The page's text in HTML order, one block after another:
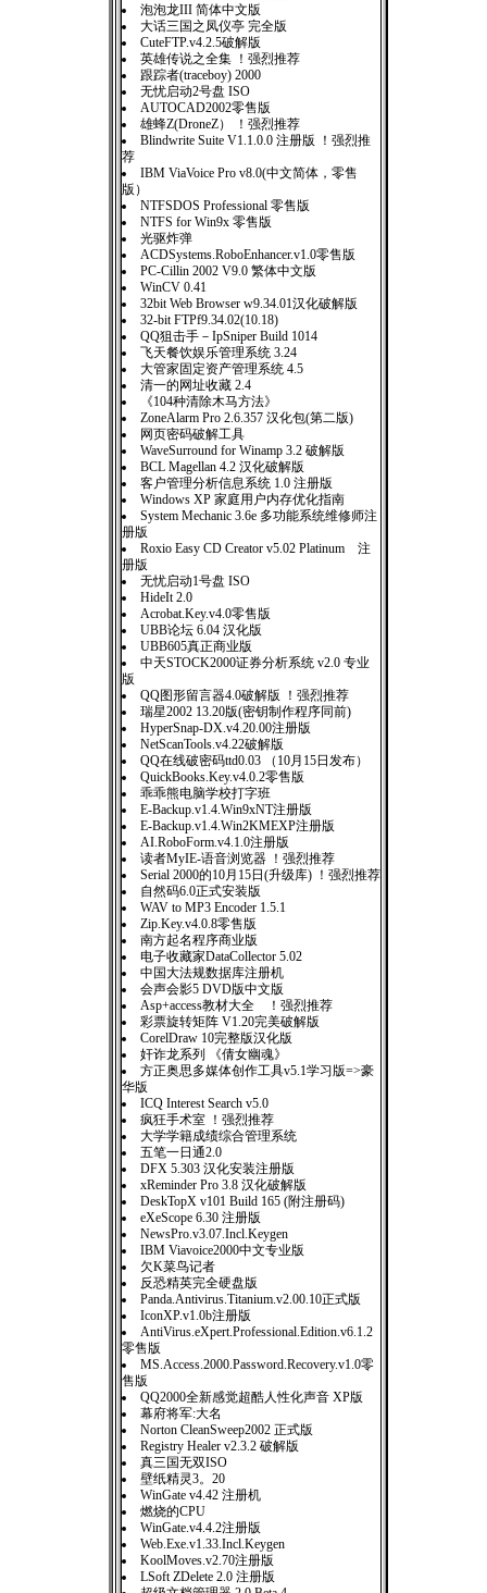
泡泡龙III 简体中文版
大话三国之凤仪亭 完全版
CuteFTP.v4.2.5破解版
英雄传说之全集 ！强烈推荐
跟踪者(traceboy) 2000
无忧启动2号盘 ISO
AUTOCAD2002零售版
雄蜂Z(DroneZ） ！强烈推荐
Blindwrite Suite V1.1.0.0 注册版 ！强烈推
荐
IBM ViaVoice Pro v8.0(中文简体，零售
版）
NTFSDOS Professional 零售版
NTFS for Win9x 零售版
光驱炸弹
ACDSystems.RoboEnhancer.v1.0零售版
PC-Cillin 2002 V9.0 繁体中文版
WinCV 0.41
32bit Web Browser w9.34.01汉化破解版
32-bit FTPf9.34.02(10.18)
QQ狙击手－IpSniper Build 1014
飞天餐饮娱乐管理系统 3.24
大管家固定资产管理系统 4.5
清一的网址收藏 2.4
《104种清除木马方法》
ZoneAlarm Pro 2.6.357 汉化包(第二版)
网页密码破解工具
WaveSurround for Winamp 3.2 破解版
BCL Magellan 4.2 汉化破解版
客户管理分析信息系统 1.0 注册版
Windows XP 家庭用户内存优化指南
System Mechanic 3.6e 多功能系统维修师注
册版
Roxio Easy CD Creator v5.02 Platinum 注
册版
无忧启动1号盘 ISO
HideIt 2.0
Acrobat.Key.v4.0零售版
UBB论坛 6.04 汉化版
UBB605真正商业版
中天STOCK2000证券分析系统 v2.0 专业
版
QQ图形留言器4.0破解版 ！强烈推荐
瑞星2002 13.20版(密钥制作程序同前)
HyperSnap-DX.v4.20.00注册版
NetScanTools.v4.22破解版
QQ在线破密码ttd0.03 （10月15日发布）
QuickBooks.Key.v4.0.2零售版
乖乖熊电脑学校打字班
E-Backup.v1.4.Win9xNT注册版
E-Backup.v1.4.Win2KMEXP注册版
AI.RoboForm.v4.1.0注册版
读者MyIE-语音浏览器 ！强烈推荐
Serial 2000的10月15日(升级库) ！强烈推荐
自然码6.0正式安装版
WAV to MP3 Encoder 1.5.1
Zip.Key.v4.0.8零售版
南方起名程序商业版
电子收藏家DataCollector 5.02
中国大法规数据库注册机
会声会影5 DVD版中文版
Asp+access教材大全 ！强烈推荐
彩票旋转矩阵 V1.20完美破解版
CorelDraw 10完整版汉化版
奸诈龙系列 《倩女幽魂》
方正奥思多媒体创作工具v5.1学习版=>豪
华版
ICQ Interest Search v5.0
疯狂手术室 ！强烈推荐
大学学籍成绩综合管理系统
五笔一日通2.0
DFX 5.303 汉化安装注册版
xReminder Pro 3.8 汉化破解版
DeskTopX v101 Build 165 (附注册码)
eXeScope 6.30 注册版
NewsPro.v3.07.Incl.Keygen
IBM Viavoice2000中文专业版
欠K菜鸟记者
反恐精英完全硬盘版
Panda.Antivirus.Titanium.v2.00.10正式版
IconXP.v1.0b注册版
AntiVirus.eXpert.Professional.Edition.v6.1.2
零售版
MS.Access.2000.Password.Recovery.v1.0零
售版
QQ2000全新感觉超酷人性化声音 XP版
幕府将军:大名
Norton CleanSweep2002 正式版
Registry Healer v2.3.2 破解版
真三国无双ISO
壁纸精灵3。20
WinGate v4.42 注册机
燃烧的CPU
WinGate.v4.4.2注册版
Web.Exe.v1.33.Incl.Keygen
KoolMoves.v2.70注册版
LSoft ZDelete 2.0 注册版